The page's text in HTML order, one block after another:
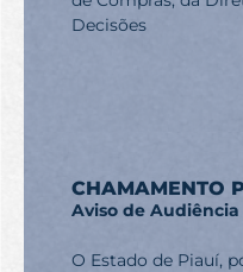
Decisões
CHAMAMENTO
Aviso de
O Estado de Piauí,